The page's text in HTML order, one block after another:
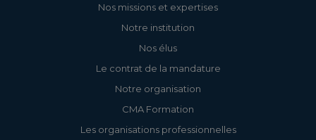
Nos missions et expertises
Notre institution
Nos élus
Le contrat de la mandature
Notre organisation
CMA Formation
Les organisations professionnelles